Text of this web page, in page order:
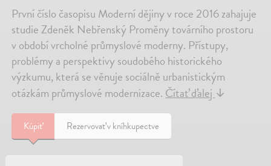
První číslo časopisu Moderní dějiny v roce 2016 zahajuje
studie Zdeněk Nebřenský Proměny továrního prostoru
v období vrcholné průmyslové moderny. Přístupy,
problémy a perspektivy soudobého historického
výzkumu, která se věnuje sociálně urbanistickým
otázkám průmyslové modernizace. Čítať ďalej ↓
Kúpiť Rezervovať v kníhkupectve